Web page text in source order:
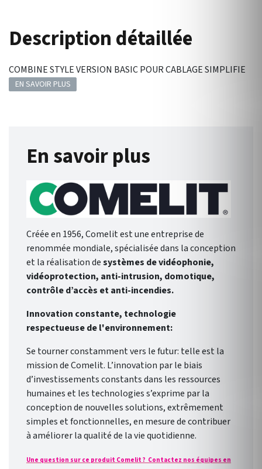
Description détaillée
COMBINE STYLE VERSION BASIC POUR CABLAGE SIMPLIFIE
EN SAVOIR PLUS
En savoir plus
Créée en 1956, Comelit est une entreprise de
renommée mondiale, spécialisée dans la conception
et la réalisation desystèmes de vidéophonie,
vidéoprotection, anti-intrusion, domotique,
contrôle d’accès et anti-incendies.
Innovation constante, technologie
respectueuse de l'environnement:
Se tourner constamment vers le futur: telle est la
mission de Comelit. L’innovation par le biais
d’investissements constants dans les ressources
humaines et les technologies s’exprime par la
conception de nouvelles solutions, extrêmement
simples et fonctionnelles, en mesure de contribuer
à améliorer la qualité de la vie quotidienne.
Une question sur ce produit Comelit ? Contactez nos équipes en